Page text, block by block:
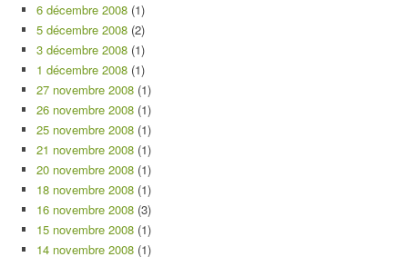
6 décembre 2008 (1)
5 décembre 2008 (2)
3 décembre 2008 (1)
1 décembre 2008 (1)
27 novembre 2008 (1)
26 novembre 2008 (1)
25 novembre 2008 (1)
21 novembre 2008 (1)
20 novembre 2008 (1)
18 novembre 2008 (1)
16 novembre 2008 (3)
15 novembre 2008 (1)
14 novembre 2008 (1)